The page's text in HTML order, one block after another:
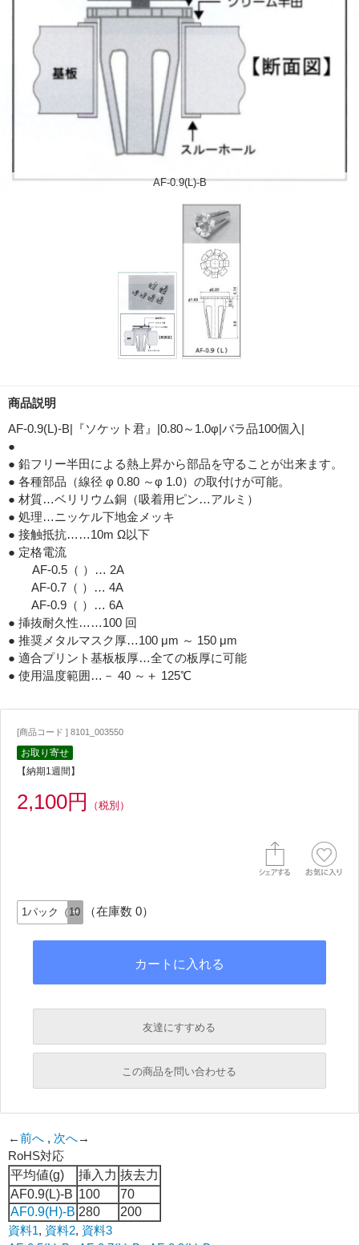
AF-0.9(L)-B
商品説明
AF-0.9(L)-B|『ソケット君』|0.80～1.0φ|バラ品100個入|
●
● 鉛フリー半田による熱上昇から部品を守ることが出来ます。
● 各種部品（線径 φ 0.80 ～φ 1.0）の取付けが可能。
● 材質…ベリリウム銅（吸着用ピン…アルミ）
● 処理…ニッケル下地金メッキ
● 接触抵抗……10m Ω以下
● 定格電流
AF-0.5（ ）… 2A
AF-0.7（ ）… 4A
AF-0.9（ ）… 6A
● 挿抜耐久性……100 回
● 推奨メタルマスク厚…100 μm ～ 150 μm
● 適合プリント基板板厚…全ての板厚に可能
● 使用温度範囲…－ 40 ～＋ 125℃
[商品コード ] 8101_003550
お取り寄せ
【納期1週間】
2,100円 （税別）
（在庫数 0）
友達にすすめる
必須
必須
この商品を問い合わせる
必須
←前へ , 次へ→
RoHS対応
平均値(g)
挿入力 抜去力
AF0.9(L)-B 100
70
AF0.9(H)-B 280
200
資料1, 資料2, 資料3